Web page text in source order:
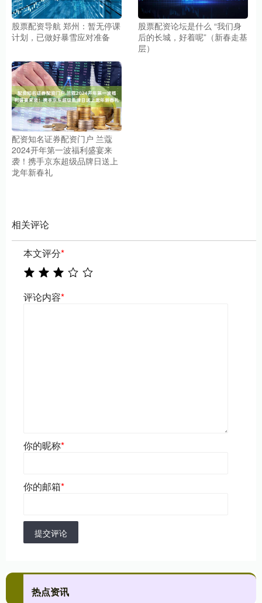
股票配资导航 郑州：暂无停课
计划，已做好暴雪应对准备
股票配资论坛是什么 “我们身
后的长城，好着呢”（新春走基
层）
配资知名证券配资门户 兰蔻
2024开年第一波福利盛宴来
袭！携手京东超级品牌日送上
龙年新春礼
相关评论
本文评分*
评论内容*
你的昵称*
你的邮箱*
提交评论
热点资讯